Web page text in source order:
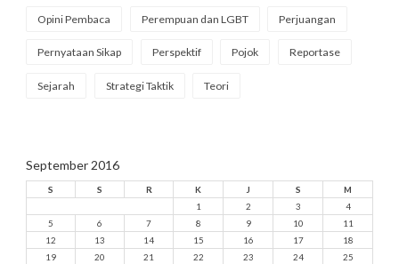
Opini Pembaca Perempuan dan LGBT Perjuangan
Pernyataan Sikap Perspektif Pojok Reportase
Sejarah Strategi Taktik Teori
September 2016
S S R K J S
M
1
2 3
4
5
6 7 8 9 10
11
12
13 14 15 16 17
18
19
20 21 22 23 24
25